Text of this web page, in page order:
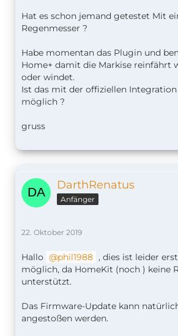
Luftfeuchtigkeit für den Innen- und
die Temperatur, der CO2-Wert, die
der Batteriestand.
Interessant ist zudem ein in dem
veröffentlichter Blogbeitrag
von
Demnach stattet der Hersteller
alle Wetterstationen mit dem MFi
HomeKit Authentifizierung aus. An
eigentlichen HomeKit
Netatmo jedoch erst seit Anfang
Netatmo Wetterstation
Der BeitragNetatmo
Update offiziell ausgerollt
Hat es schon jemand getestet Mit
Regenmesser ?
Habe momentan das Plugin und
Home+ damit die Markise reinfährt
oder windet.
Ist das mit der offiziellen
möglich ?
gruss
DarthRenatus
Anfänger
22. Oktober 2019
Hallo phil1988 , dies ist leider
möglich, da HomeKit (noch ) keine
unterstützt.
Das Firmware-Update kann
angestoßen werden.